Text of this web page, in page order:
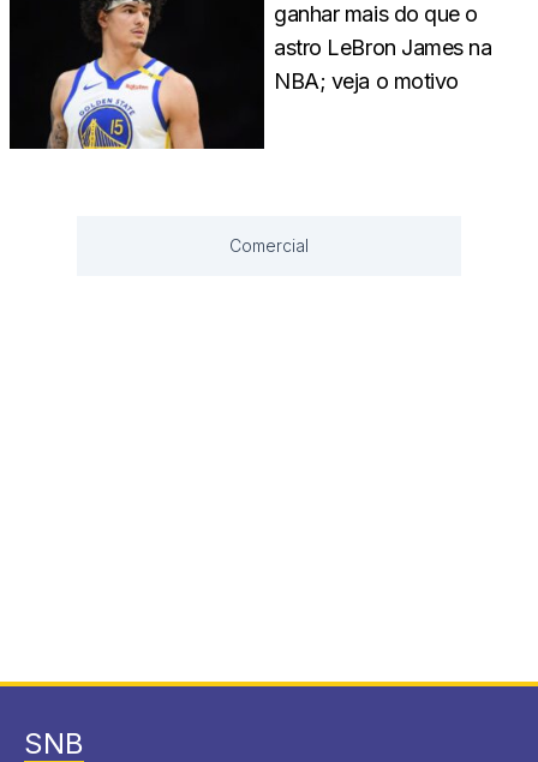
ganhar mais do que o
astro LeBron James na
NBA; veja o motivo
Comercial
SNB